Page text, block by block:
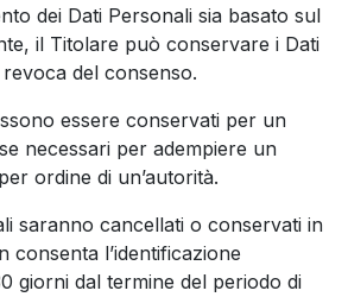
dei Dati Personali sia basato sul
il Titolare può conservare i Dati
del consenso.
essere conservati per un
necessari per adempiere un
ordine di un’autorità.
saranno cancellati o conservati in
consenta l’identificazione
giorni dal termine del periodo di